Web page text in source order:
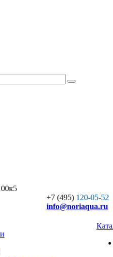
+7 (495) 120-05-52
info@noriaqua.ru